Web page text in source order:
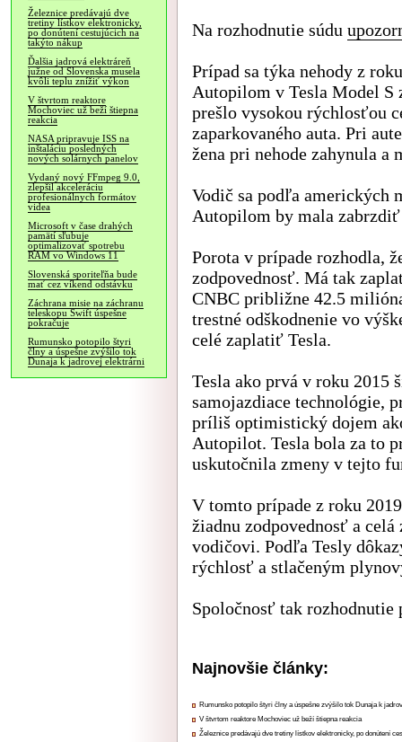
Železnice predávajú dve
tretiny lístkov elektronicky,
po donútení cestujúcich na
takýto nákup
Ďalšia jadrová elektráreň
južne od Slovenska musela
kvôli teplu znížiť výkon
V štvrtom reaktore
Mochoviec už beží štiepna
reakcia
NASA pripravuje ISS na
inštaláciu posledných
nových solárnych panelov
Vydaný nový FFmpeg 9.0,
zlepšil akceleráciu
profesionálnych formátov
videa
Microsoft v čase drahých
pamätí sľubuje
optimalizovať spotrebu
RAM vo Windows 11
Slovenská sporiteľňa bude
mať cez víkend odstávku
Záchrana misie na záchranu
teleskopu Swift úspešne
pokračuje
Rumunsko potopilo štyri
člny a úspešne zvýšilo tok
Dunaja k jadrovej elektrárni
Na rozhodnutie súdu
Prípad sa týka nehody z
Autopilom v Tesla Model S
prešlo vysokou rýchlosťou
zaparkovaného auta. Pri
žena pri nehode zahynula a
Vodič sa podľa amerických
Autopilom by mala zabrzdiť
Porota v prípade rozhodla,
zodpovednosť. Má tak
CNBC približne 42.5
trestné odškodnenie vo
celé zaplatiť Tesla.
Tesla ako prvá v roku 2015
samojazdiace technológie,
príliš optimistický dojem
Autopilot. Tesla bola za to
uskutočnila zmeny v tejto
V tomto prípade z roku
žiadnu zodpovednosť a
vodičovi. Podľa Tesly
rýchlosť a stlačeným
Spoločnosť tak rozhodnutie
Najnovšie články:
Rumunsko potopilo štyri člny a úspešne zvýšilo tok Dunaja k
V štvrtom reaktore Mochoviec už beží štiepna reakcia
Železnice predávajú dve tretiny lístkov elektronicky, po donútení